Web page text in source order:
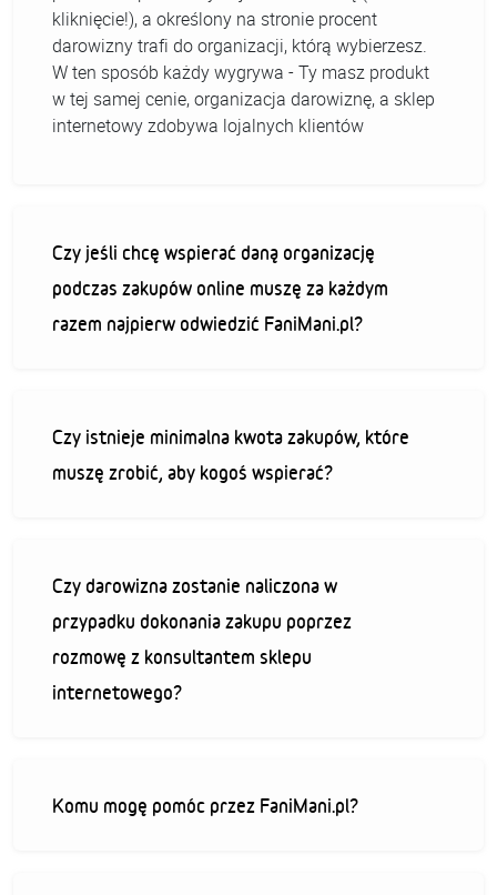
kliknięcie!), a określony na stronie procent
darowizny trafi do organizacji, którą wybierzesz.
W ten sposób każdy wygrywa - Ty masz produkt
w tej samej cenie, organizacja darowiznę, a sklep
internetowy zdobywa lojalnych klientów
Czy jeśli chcę wspierać daną organizację
podczas zakupów online muszę za każdym
razem najpierw odwiedzić FaniMani.pl?
Czy istnieje minimalna kwota zakupów, które
muszę zrobić, aby kogoś wspierać?
Czy darowizna zostanie naliczona w
przypadku dokonania zakupu poprzez
rozmowę z konsultantem sklepu
internetowego?
Komu mogę pomóc przez FaniMani.pl?